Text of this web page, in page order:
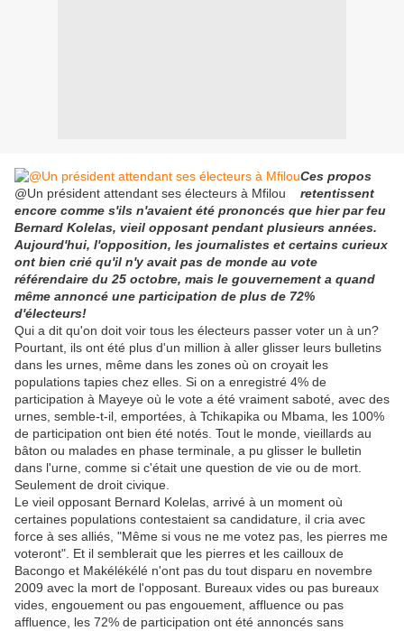
@Un président attendant ses électeurs à Mfilou
Ces propos
retentissent
encore comme s'ils n'avaient été prononcés que hier par feu
Bernard Kolelas, vieil opposant pendant plusieurs années.
Aujourd'hui, l'opposition, les journalistes et certains curieux
ont bien crié qu'il n'y avait pas de monde au vote
référendaire du 25 octobre, mais le gouvernement a quand
même annoncé une participation de plus de 72%
d'électeurs!
Qui a dit qu'on doit voir tous les électeurs passer voter un à un?
Pourtant, ils ont été plus d'un million à aller glisser leurs bulletins
dans les urnes, même dans les zones où on croyait les
populations tapies chez elles. Si on a enregistré 4% de
participation à Mayeye où le vote a été vraiment saboté, avec des
urnes, semble-t-il, emportées, à Tchikapika ou Mbama, les 100%
de participation ont bien été notés. Tout le monde, vieillards au
bâton ou malades en phase terminale, a pu glisser le bulletin
dans l'urne, comme si c'était une question de vie ou de mort.
Seulement de droit civique.
Le vieil opposant Bernard Kolelas, arrivé à un moment où
certaines populations contestaient sa candidature, il cria avec
force à ses alliés, "Même si vous ne me votez pas, les pierres me
voteront". Et il semblerait que les pierres et les cailloux de
Bacongo et Makélékélé n'ont pas du tout disparu en novembre
2009 avec la mort de l'opposant. Bureaux vides ou pas bureaux
vides, engouement ou pas engouement, affluence ou pas
affluence, les 72% de participation ont été annoncés sans